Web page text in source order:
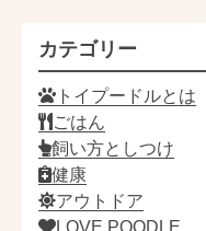
カテゴリー
トイプードルとは
ごはん
飼い方としつけ
健康
アウトドア
LOVE POODLE